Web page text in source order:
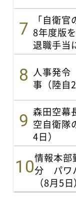
「自衛
8年度版
退職手当
人事発令
事（陸自
森田空幕
空自衛隊
4日）
情報本部
分 パワ
（8月5日